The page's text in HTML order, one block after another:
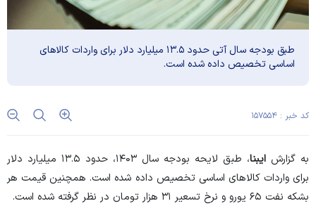
طبق بودجه سال آتی حدود ۱۳.۵ میلیارد دلار برای واردات کالا‌های
اساسی تخصیص داده شده است.
کد خبر : ۱۵۷۵۵۴
به گزارش ایبنا
، طبق لایحه بودجه سال ۱۴۰۳، حدود ۱۳.۵ میلیارد دلار
برای واردات کالا‌های اساسی تخصیص داده شده است. همچنین قیمت هر
بشکه نفت ۶۵ یورو و نرخ تسعیر ۳۱ هزار تومان در نظر گرفته شده است.